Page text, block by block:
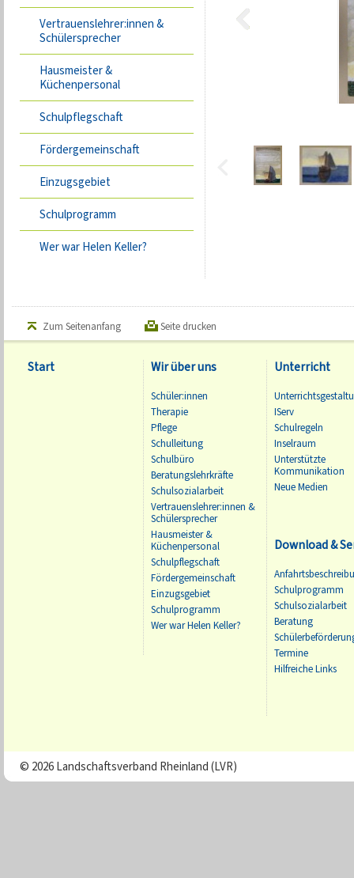
Vertrauenslehrer:innen &
Schülersprecher
Hausmeister &
Küchenpersonal
Schulpflegschaft
Fördergemeinschaft
Einzugsgebiet
Schulprogramm
Wer war Helen Keller?
Zum Seitenanfang Seite drucken
Start Wir über uns
Schüler:innen
Therapie
Pflege
Schulleitung
Schulbüro
Beratungslehrkräfte
Schulsozialarbeit
Vertrauenslehrer:innen &
Schülersprecher
Hausmeister &
Küchenpersonal
Schulpflegschaft
Fördergemeinschaft
Einzugsgebiet
Schulprogramm
Wer war Helen Keller?
Unterricht
IServ
Schulregeln
Inselraum
Unterstützte
Kommunikation
Neue Medien
Download &
Schulprogramm
Schulsozialarbeit
Beratung
Termine
Hilfreiche Links
© 2026 Landschaftsverband Rheinland (LVR)